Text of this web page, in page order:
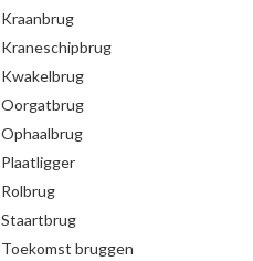
Kraanbrug
Kraneschipbrug
Kwakelbrug
Oorgatbrug
Ophaalbrug
Plaatligger
Rolbrug
Staartbrug
Toekomst bruggen